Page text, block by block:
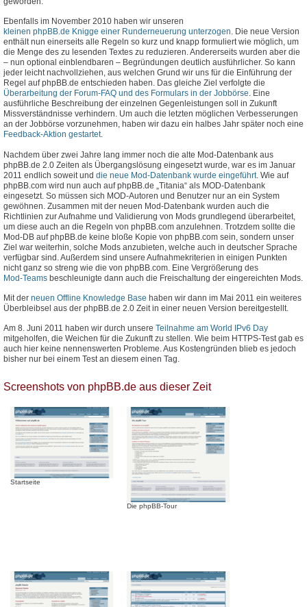
Ebenfalls im November 2010 haben wir unseren
kleinen phpBB.de Knigge einer Runderneuerung unterzogen. Die neue Version
enthält nun einerseits alle Regeln so kurz und knapp formuliert wie möglich, um
die Menge des zu lesenden Textes zu reduzieren. Andererseits wurden aber die
– nun optional einblendbaren – Begründungen deutlich ausführlicher. So kann
jeder leicht nachvollziehen, aus welchen Grund wir uns für die Einführung der
Regel auf phpBB.de entschieden haben. Das gleiche Ziel verfolgte die
Überarbeitung der Forum-FAQ und des Formulars in der Jobbörse. Eine
ausführliche Beschreibung der einzelnen Gegenleistungen soll in Zukunft
Missverständnisse verhindern. Um auch die letzten möglichen Verbesserungen
an der Jobbörse vorzunehmen, haben wir dazu ein halbes Jahr später noch eine
Feedback-Aktion gestartet.
Nachdem über zwei Jahre lang immer noch die alte Mod-Datenbank aus
phpBB.de 2.0 Zeiten als Übergangslösung eingesetzt wurde, war es im Januar
2011 endlich soweit und die neue Mod-Datenbank wurde eingeführt. Wie auf
phpBB.com wird nun auch auf phpBB.de „Titania“ als MOD-Datenbank
eingesetzt. So müssen sich MOD-Autoren und Benutzer nur an ein System
gewöhnen. Zusammen mit der neuen Mod-Datenbank wurden auch die
Richtlinien zur Aufnahme und Validierung von Mods grundlegend überarbeitet,
um diese auch an die Regeln von phpBB.com anzulehnen. Trotzdem sollte die
Mod-DB auf phpBB.de keine bloße Kopie von phpBB.com sein, sondern unser
Ziel war weiterhin, solche Mods anzubieten, welche auch in deutscher Sprache
verfügbar sind. Außerdem sind unsere Aufnahmekriterien in einigen Punkten
nicht ganz so streng wie die von phpBB.com. Eine Vergrößerung des
Mod-Teams beschleunigte dann auch die Freischaltung der eingereichten Mods.
Mit der neuen Offline Knowledge Base haben wir dann im Mai 2011 ein weiteres
Überbleibsel aus der phpBB.de 2.0 Zeit in einer neuen Version bereitgestellt.
Am 8. Juni 2011 haben wir durch unsere Teilnahme am World IPv6 Day
mitgeholfen, die Weichen für die Zukunft zu stellen. Wie beim HTTPS-Test gab es
auch hier keine nennenswerten Probleme. Aus Kostengründen blieb es jedoch
bisher nur bei einem Test an diesem einen Tag.
Screenshots von phpBB.de aus dieser Zeit
Startseite
Die phpBB-Tour